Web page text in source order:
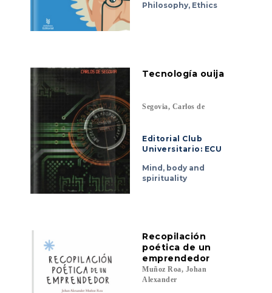
Philosophy, Ethics
Tecnología ouija
Segovia, Carlos de
Editorial Club
Universitario: ECU
Mind, body and
spirituality
Recopilación
poética de un
emprendedor
Muñoz Roa, Johan
Alexander